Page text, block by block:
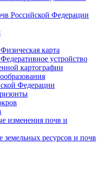
Российской Федерации
карта
устройство
картографии
Федерации
изменения почв и
земельных ресурсов и почв